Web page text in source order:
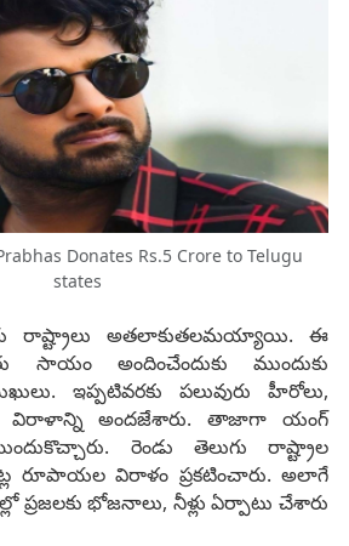
Donates Rs.5 Crore to Telugu
states
రాష్ట్రాలు అతలాకుతలమయ్యాయి. ఈ
సాయం అందించేందుకు ముందుకు
ఇప్పటివరకు పలువురు హీరోలు,
విరాళాన్ని అందజేశారు. తాజాగా యంగ్
రెండు తెలుగు రాష్ట్రాల
రూపాయల విరాళం ప్రకటించారు. అలాగే
ప్రజలకు భోజనాలు, నీళ్లు ఏర్పాటు చేశారు